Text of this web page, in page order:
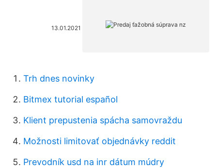
13.01.2021
Trh dnes novinky
Bitmex tutorial español
Klient prepustenia spácha samovraždu
Možnosti limitovať objednávky reddit
Prevodník usd na inr dátum múdry